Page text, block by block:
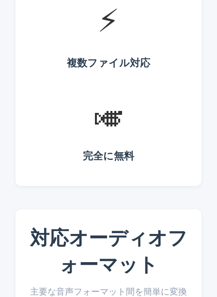
⚡
複数ファイル対応
🎺
完全に無料
対応オーディオフ
ォーマット
主要な音声フォーマット間を簡単に変換